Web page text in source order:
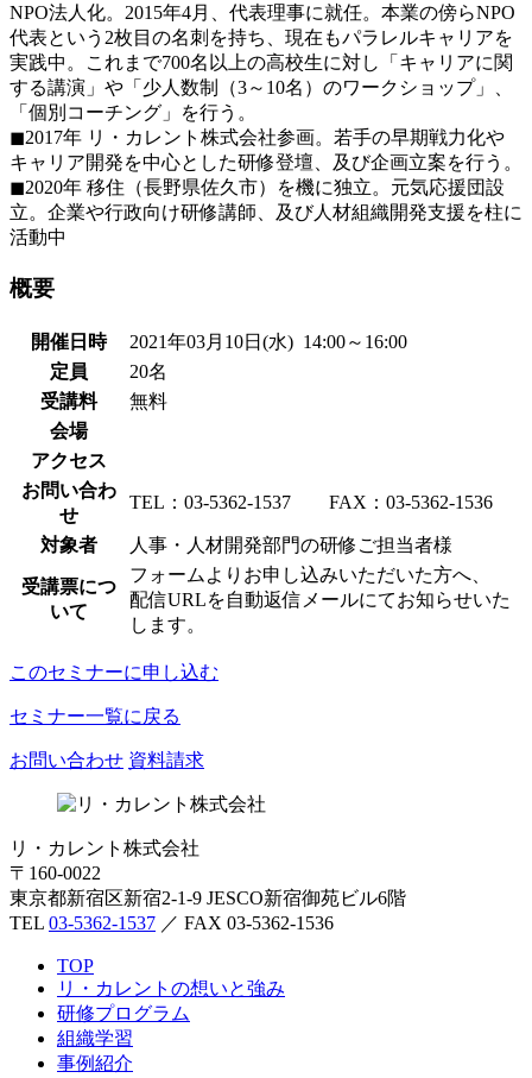
NPO法人化。2015年4月、代表理事に就任。本業の傍らNPO
代表という2枚目の名刺を持ち、現在もパラレルキャリアを
実践中。これまで700名以上の高校生に対し「キャリアに関
する講演」や「少人数制（3～10名）のワークショップ」、
「個別コーチング」を行う。
◼2017年 リ・カレント株式会社参画。若手の早期戦力化や
キャリア開発を中心とした研修登壇、及び企画立案を行う。
◼2020年 移住（長野県佐久市）を機に独立。元気応援団設
立。企業や行政向け研修講師、及び人材組織開発支援を柱に
活動中
概要
開催日時
2021年03月10日(水) 14:00～16:00
定員
20名
受講料
無料
会場
アクセス
お問い合わ
せ
TEL：03-5362-1537 FAX：03-5362-1536
対象者 人事・人材開発部門の研修ご担当者様
受講票につ
いて
フォームよりお申し込みいただいた方へ、
配信URLを自動返信メールにてお知らせいた
します。
このセミナーに申し込む
セミナー一覧に戻る
お問い合わせ 資料請求
リ・カレント株式会社
〒160-0022
東京都新宿区新宿2-1-9 JESCO新宿御苑ビル6階
TEL 03-5362-1537 ／ FAX 03-5362-1536
TOP
リ・カレントの想いと強み
研修プログラム
組織学習
事例紹介